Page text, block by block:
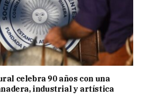
celebra 90 años con una
industrial y artística